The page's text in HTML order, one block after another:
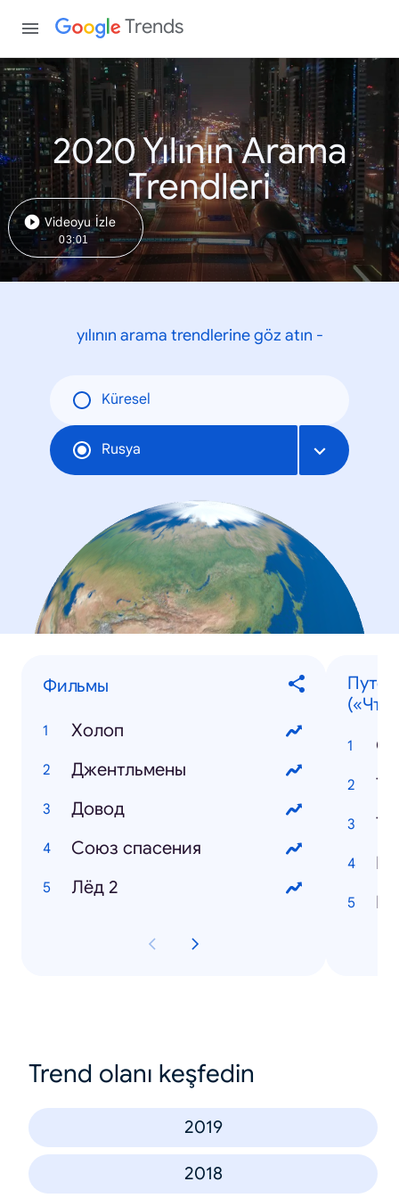
Trends
2020 Yılının Arama
Trendleri
Videoyu İzle
03:01
yılının arama trendlerine göz atın -
Küresel
Rusya
Фильмы
Холоп
Джентльмены
Довод
Союз cпасения
Лёд 2
(«Что
Trend olanı keşfedin
2019
2018